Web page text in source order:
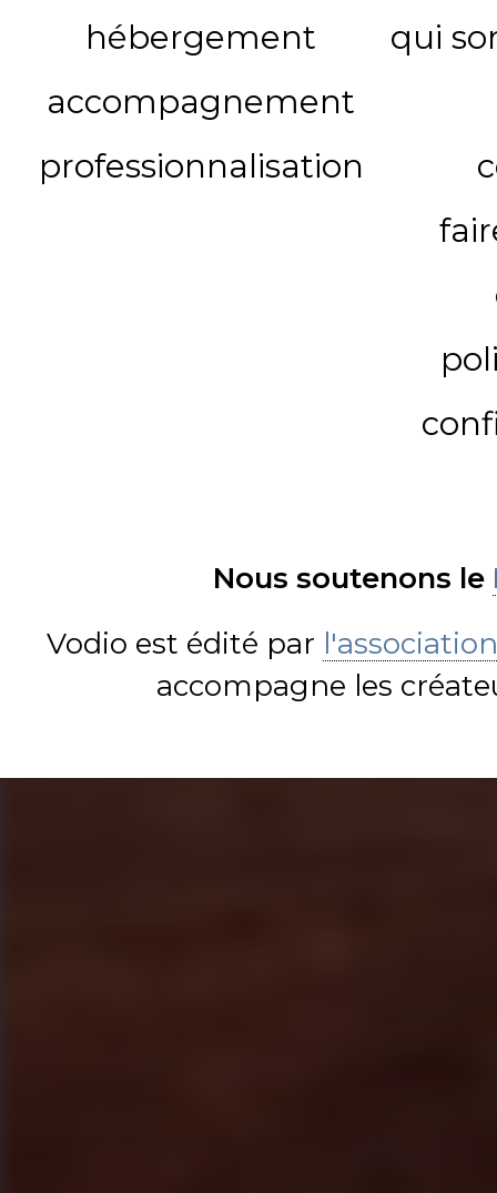
hébergement
accompagnement
professionnalisation
qui